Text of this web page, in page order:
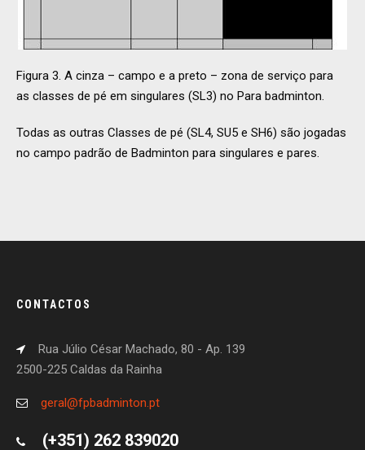
Figura 3. A cinza – campo e a preto – zona de serviço para
as classes de pé em singulares (SL3) no Para badminton.
Todas as outras Classes de pé (SL4, SU5 e SH6) são jogadas
no campo padrão de Badminton para singulares e pares.
CONTACTOS
Rua Júlio César Machado, 80 - Ap. 139
2500-225 Caldas da Rainha
geral@fpbadminton.pt
(+351) 262 839020